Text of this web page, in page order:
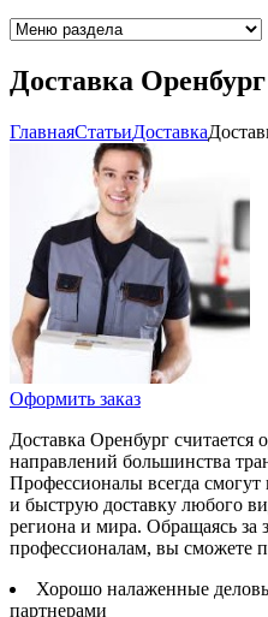
Доставка Оренбург
ГлавнаяCтатьиДоставка
Оформить заказ
Доставка Оренбург
направлений большинства
Профессионалы всегда
и быструю доставку любого
региона и мира. Обращаясь за
профессионалам, вы сможете
Хорошо налаженные
партнерами